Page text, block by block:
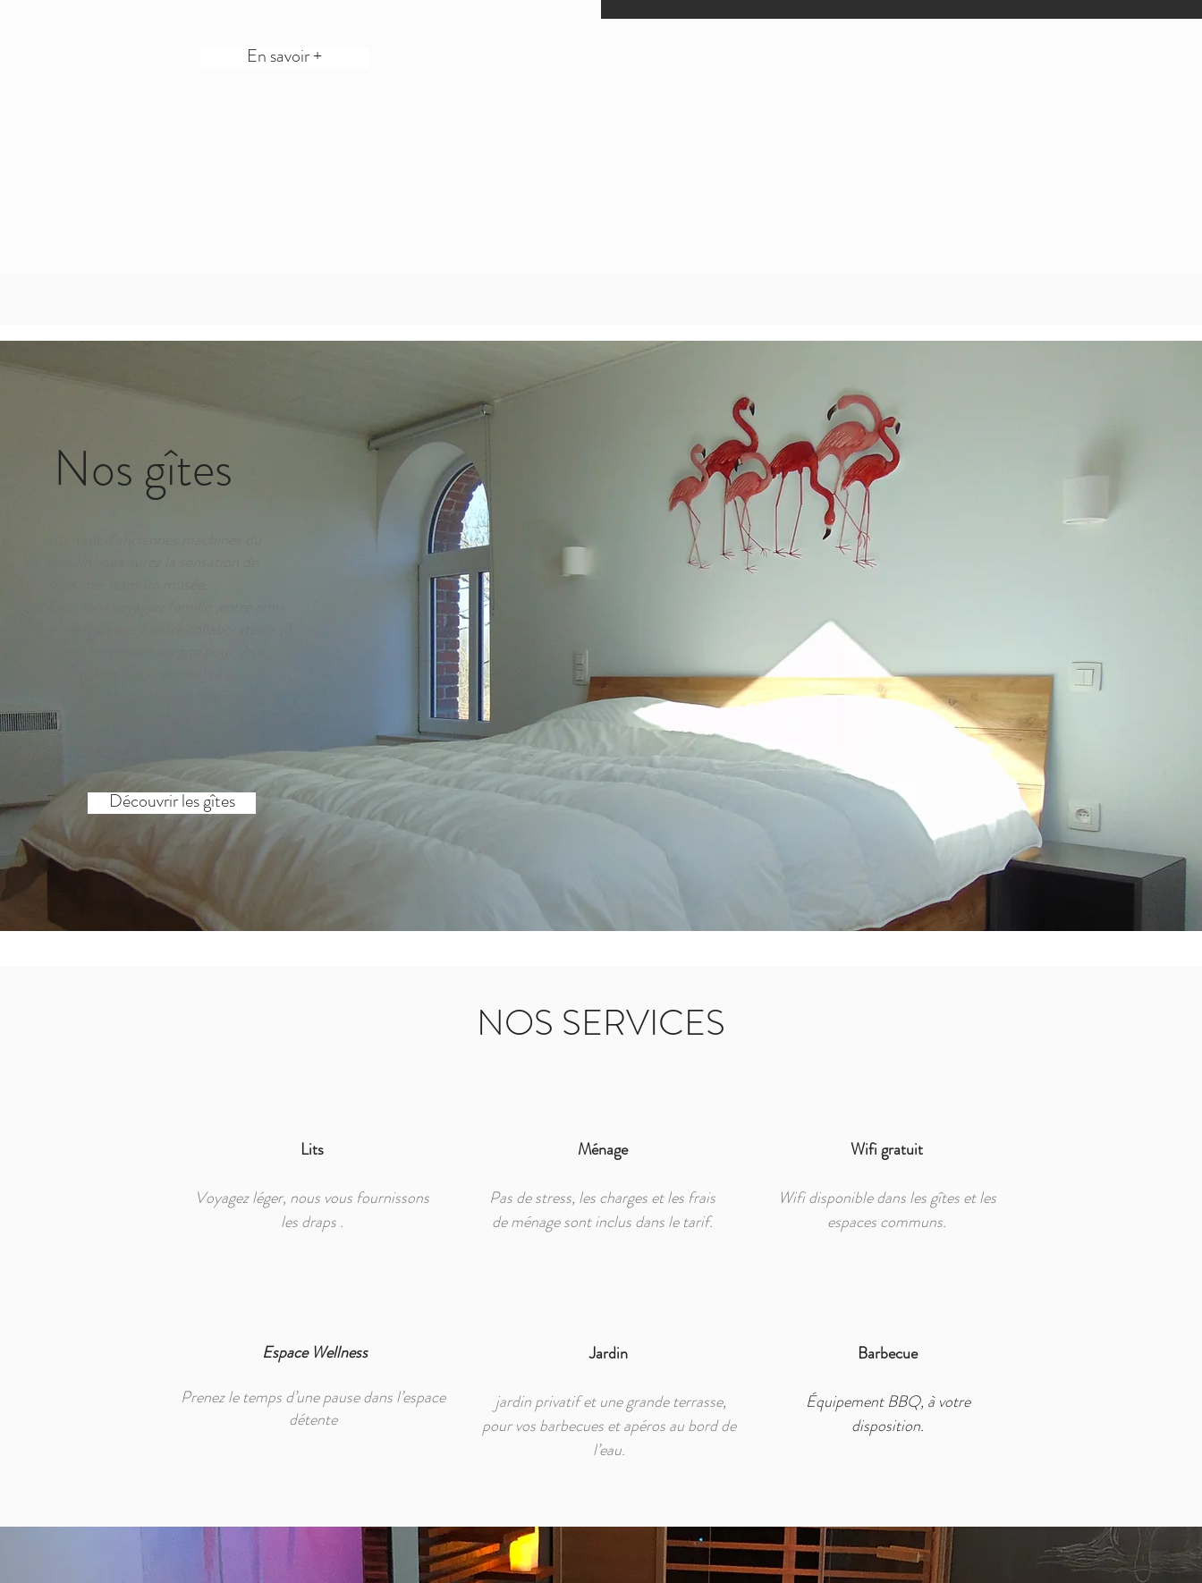
En savoir +
Nos gîtes
Moulin du Domissart.
Découvrir les gîtes
NOS SERVICES
Lits
Voyagez léger, nous vous fournissons
les draps .
Espace Wellness
Prenez le temps d’une pause dans l’espace
détente
Ménage
Pas de stress, les charges et les frais
de ménage sont inclus dans le tarif.
Jardin
jardin privatif et une grande terrasse,
pour vos barbecues et apéros au bord de
l’eau.
Wifi gratuit
Wifi disponible dans les gîtes et les
espaces communs.
Barbecue
Équipement BBQ, à votre
disposition.